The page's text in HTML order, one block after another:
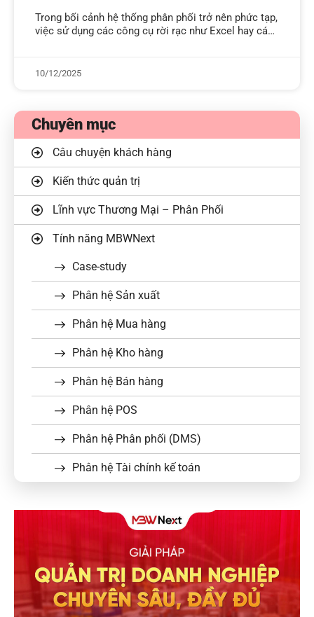
Trong bối cảnh hệ thống phân phối trở nên phức tạp,
việc sử dụng các công cụ rời rạc như Excel hay các
10/12/2025
Chuyên mục
Câu chuyện khách hàng
Kiến thức quản trị
Lĩnh vực Thương Mại – Phân Phối
Tính năng MBWNext
Case-study
Phân hệ Sản xuất
Phân hệ Mua hàng
Phân hệ Kho hàng
Phân hệ Bán hàng
Phân hệ POS
Phân hệ Phân phối (DMS)
Phân hệ Tài chính kế toán